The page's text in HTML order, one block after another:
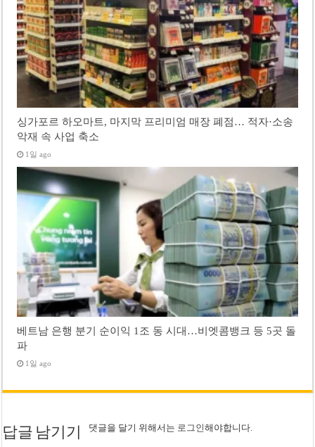
싱가포르 하오마트, 마지막 프리미엄 매장 폐점… 적자·소송
악재 속 사업 축소
1일 ago
베트남 은행 분기 순이익 1조 동 시대…비엣콤뱅크 등 5곳 돌
파
1일 ago
답글 남기기 댓글을 달기 위해서는 로그인해야합니다.